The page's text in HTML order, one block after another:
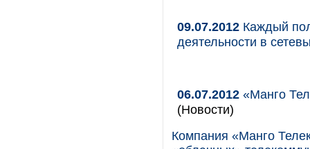
09.07.2012 Каждый
деятельности в
06.07.2012 «Манго
(Новости)
Компания «Манго